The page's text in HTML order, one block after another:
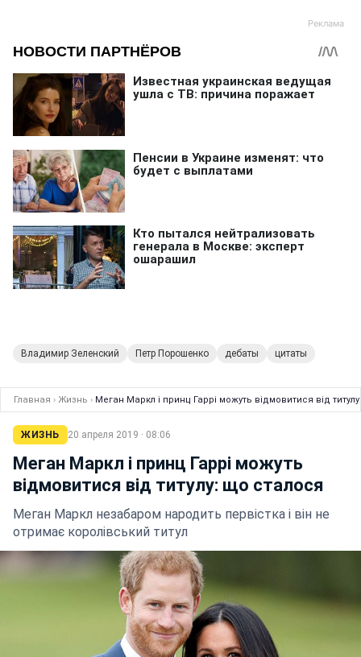
Владимир Зеленский Петр Порошенко дебаты цитаты
Главная › Жизнь › Меган Маркл і принц Гаррі можуть відмовитися від
ЖИЗНЬ 20 апреля 2019 · 08:06
Меган Маркл і принц Гаррі можуть
відмовитися від титулу: що сталося
Меган Маркл незабаром народить первістка і він не
отримає королівський титул